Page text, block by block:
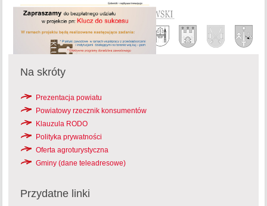
Na skróty
Prezentacja powiatu
Powiatowy rzecznik konsumentów
Klauzula RODO
Polityka prywatności
Oferta agroturystyczna
Gminy (dane teleadresowe)
Przydatne linki